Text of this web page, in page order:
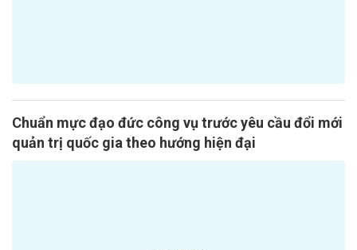
Chuẩn mực đạo đức công vụ trước yêu cầu đổi mới
quản trị quốc gia theo hướng hiện đại